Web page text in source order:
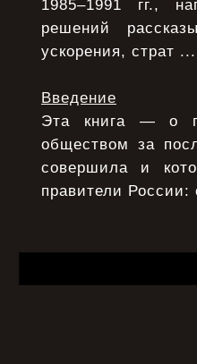
1985–1991 гг.,
решений
ускорения, страт ...
Введение
Эта книга — о
обществом за
совершила и
правители России: